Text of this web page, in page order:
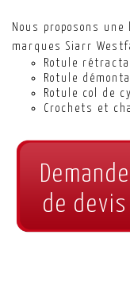
Nous proposons
marques Siarr
Rotule
Rotule
Rotule col de
Crochets et
Demande
de devis